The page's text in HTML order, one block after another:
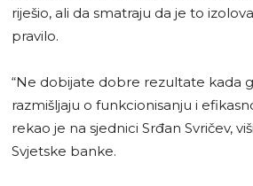
riješio, ali da smatraju da je to
pravilo.
“Ne dobijate dobre rezultate kada
razmišljaju o funkcionisanju i
rekao je na sjednici Srđan Svričev,
Svjetske banke.